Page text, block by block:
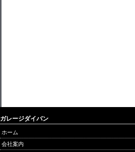
ガレージダイバン
ホーム
会社案内